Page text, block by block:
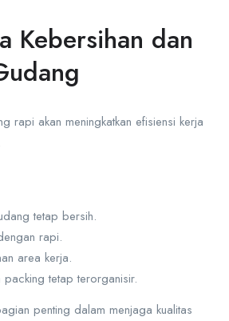
Kebersihan dan
rapi akan meningkatkan efisiensi kerja
tetap bersih.
rapi.
area kerja.
packing tetap terorganisir.
penting dalam menjaga kualitas